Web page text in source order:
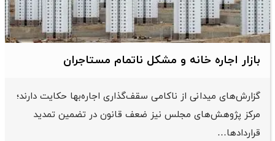
بازار اجاره خانه و مشکل ناتمام مستاجران
گزارش‌های میدانی از ناکامی سقف‌گذاری اجاره‌بها حکایت دارند؛
مرکز پژوهش‌های مجلس نیز ضعف قانون در تضمین تمدید
قراردادها…